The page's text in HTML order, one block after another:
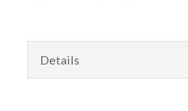
Details